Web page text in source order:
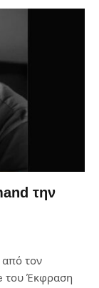
την
από τον
του Έκφραση